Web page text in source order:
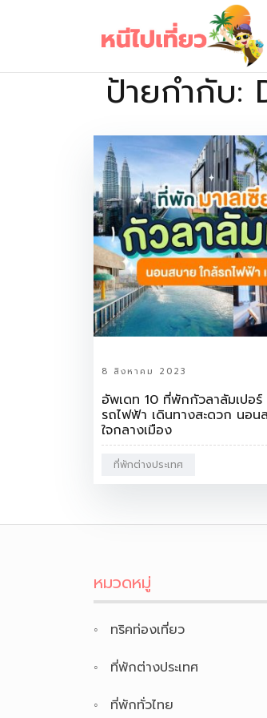
เว็บไซต์รวบรวมที่พัก ที่เที่ยว ที่กิน ไ
ป้ายกำกับ:
8 สิงหาคม 2023
อัพเดท 10 ที่พักกัวลาลัมเปอ
รถไฟฟ้า เดินทางสะดวก นอน
ใจกลางเมือง
ที่พักต่างประเทศ
หมวดหมู่
ทริคท่องเที่ยว
ที่พักต่างประเทศ
ที่พักทั่วไทย